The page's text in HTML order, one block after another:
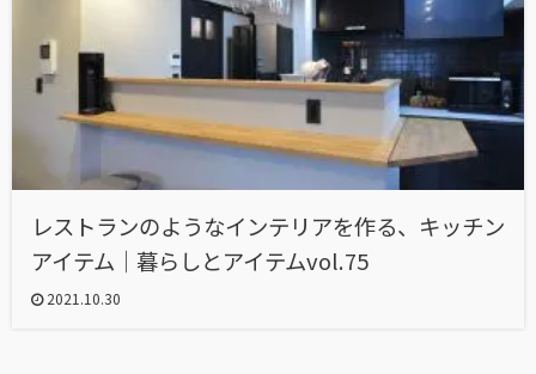
レストランのようなインテリアを作る、キッチン
アイテム｜暮らしとアイテムvol.75
2021.10.30